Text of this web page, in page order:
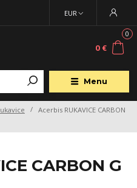
Menu
EUR
0
0 €
Acerbis RUKAVICE CARBON
CARBON G